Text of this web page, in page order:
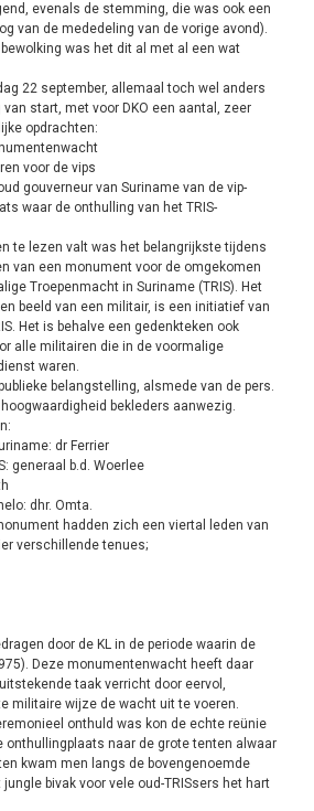
evenals de stemming, die was ook een
van de mededeling van de vorige avond).
was het dit al met al een wat
22 september, allemaal toch wel anders
van start, met voor DKO een aantal, zeer
opdrachten:
voor de vips
gouverneur van Suriname van de vip-
waar de onthulling van het TRIS-
te lezen valt was het belangrijkste tijdens
van een monument voor de omgekomen
Troepenmacht in Suriname (TRIS). Het
beeld van een militair, is een initiatief van
Het is behalve een gedenkteken ook
alle militairen die in de voormalige
waren.
belangstelling, alsmede van de pers.
bekleders aanwezig.
dr Ferrier
generaal b.d. Woerlee
dhr. Omta.
hadden zich een viertal leden van
verschillende tenues;
door de KL in de periode waarin de
Deze monumentenwacht heeft daar
taak verricht door eervol,
militaire wijze de wacht uit te voeren.
onthuld was kon de echte reünie
onthullingplaats naar de grote tenten alwaar
kwam men langs de bovengenoemde
bivak voor vele oud-TRISsers het hart